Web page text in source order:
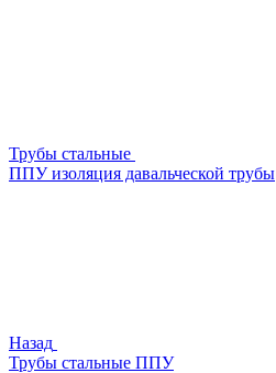
Трубы стальные
ППУ изоляция давальческой трубы
Назад
Трубы стальные ППУ